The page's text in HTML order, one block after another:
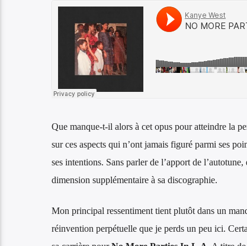
Que manque-t-il alors à cet opus pour atteindre la
sur ces aspects qui n’ont jamais figuré parmi ses
ses intentions. Sans parler de l’apport de
dimension supplémentaire à sa discographie.
Mon principal ressentiment tient plutôt dans un
réinvention perpétuelle que je perds un peu ici.